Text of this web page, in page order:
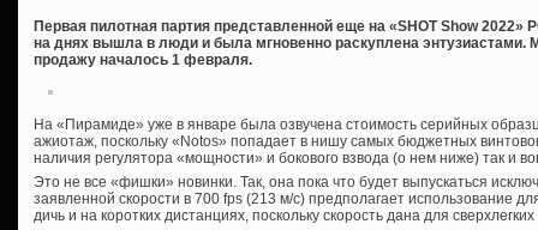
Первая пилотная партия представленной еще на «SHOT Show 2022»
на днях вышла в люди и была мгновенно раскуплена энтузиастами.
продажу началось 1 февраля.
На «Пирамиде» уже в январе была озвучена стоимость серийных
ажиотаж, поскольку «Notos» попадает в нишу самых бюджетных
наличия регулятора «мощности» и бокового взвода (о нем ниже) так и
Это не все «фишки» новинки. Так, она пока что будет выпускаться
заявленной скорости в 700 fps (213 м/с) предполагает использование
дичь и на коротких дистанциях, поскольку скорость дана для